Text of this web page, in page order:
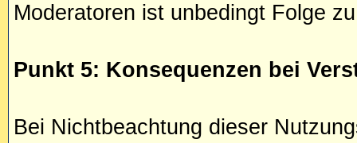
Moderatoren ist unbedingt Folge
Punkt 5: Konsequenzen bei
Bei Nichtbeachtung dieser